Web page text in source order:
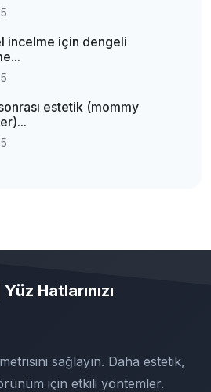
incelme için dengeli
estetik (mommy
Hatlarınızı
sağlayın. Daha estetik,
için etkili yöntemler.